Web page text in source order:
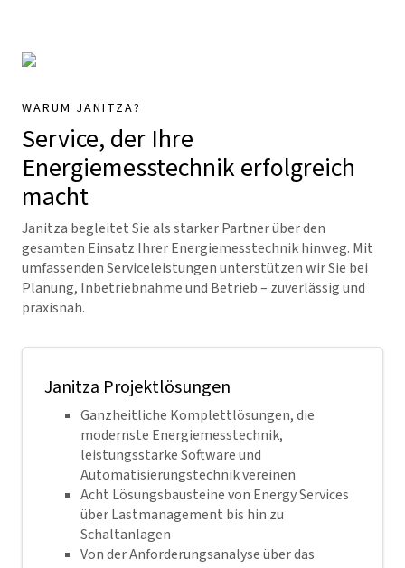
WARUM JANITZA?
Service, der Ihre
Energiemesstechnik erfolgreich
macht
Janitza begleitet Sie als starker Partner über den
gesamten Einsatz Ihrer Energiemesstechnik hinweg. Mit
umfassenden Serviceleistungen unterstützen wir Sie bei
Planung, Inbetriebnahme und Betrieb – zuverlässig und
praxisnah.
Janitza Projektlösungen
Ganzheitliche Komplettlösungen, die
modernste Energiemesstechnik,
leistungsstarke Software und
Automatisierungstechnik vereinen
Acht Lösungsbausteine von Energy Services
über Lastmanagement bis hin zu
Schaltanlagen
Von der Anforderungsanalyse über das